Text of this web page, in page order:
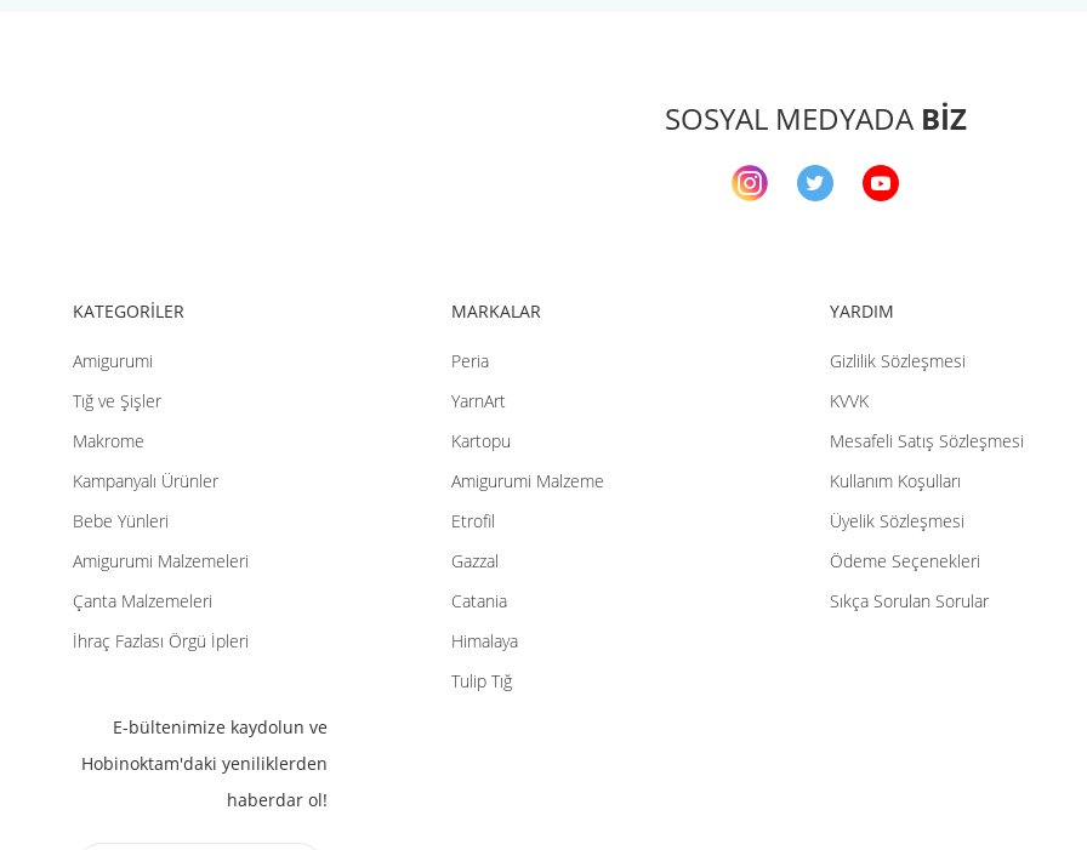
Gönder
SOSYAL MEDYADA BİZ
KATEGORİLER
Amigurumi
Tığ ve Şişler
Makrome
Kampanyalı Ürünler
Bebe Yünleri
Amigurumi Malzemeleri
Çanta Malzemeleri
İhraç Fazlası Örgü İpleri
MARKALAR
Peria
YarnArt
Kartopu
Amigurumi Malzeme
Etrofil
Gazzal
Catania
Himalaya
Tulip Tığ
YARDIM
Gizlilik Sözleşmesi
KVVK
Mesafeli Satış Sözleşmesi
Kullanım Koşulları
Üyelik Sözleşmesi
Ödeme Seçenekleri
Sıkça Sorulan Sorular
E-bültenimize kaydolun ve
Hobinoktam'daki yeniliklerden
haberdar ol!